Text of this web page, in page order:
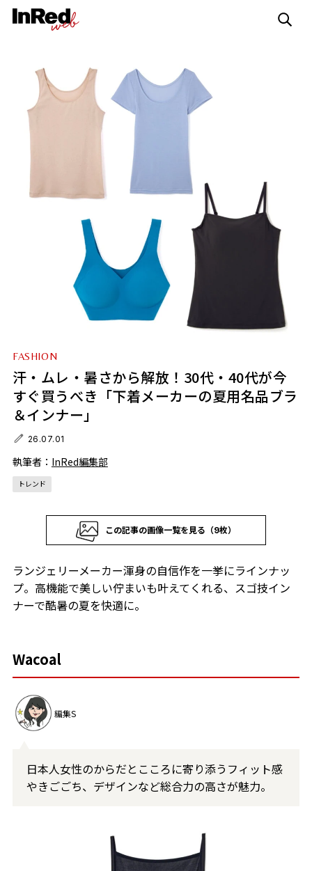
FASHION
汗・ムレ・暑さから解放！30代・40代が今
すぐ買うべき「下着メーカーの夏用名品ブラ
＆インナー」
26.07.01
執筆者： InRed編集部
トレンド
この記事の画像一覧を見る（9枚）
ランジェリーメーカー渾身の自信作を一挙にラインナッ
プ。高機能で美しい佇まいも叶えてくれる、スゴ技イン
ナーで酷暑の夏を快適に。
Wacoal
編集S
日本人女性のからだとこころに寄り添うフィット感
やきごごち、デザインなど総合力の高さが魅力。